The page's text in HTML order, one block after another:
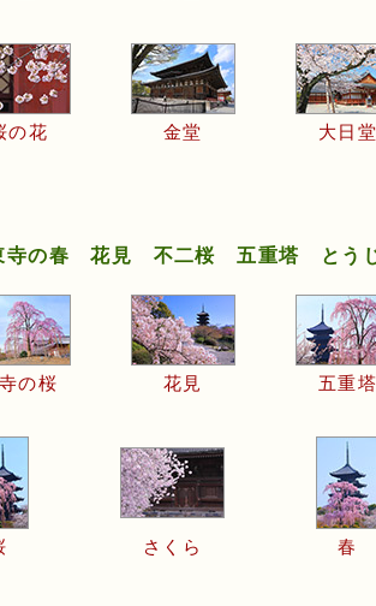
の花 金堂 大日
寺の春 花見 不二桜 五重塔 とう
の桜 花見 五重
さくら 春